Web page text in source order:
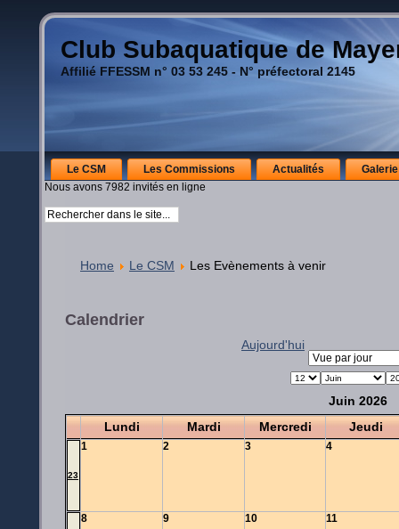
Club Subaquatique de
Affilié FFESSM n° 03 53 245 - N° préfectoral 2145
Le CSM Les Commissions Actualités
Nous avons 7982 invités en ligne
Home Le CSM Les Evènements à venir
Calendrier
Aujourd'hui
Juin 2026
Lundi
Mardi Mercredi Jeudi
23
1 2 3 4
8 9 10 11